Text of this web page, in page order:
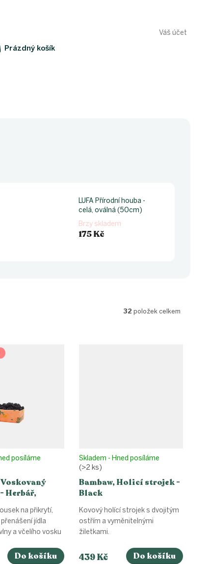
Váš účet
Prázdný košík
LUFA Přírodní houba -
celá, oválná (50cm)
Brzy skladem
175 Kč
32 položek celkem
Herbář,
posíláme
Do košíku
na přikrytí,
jídla
a včelího vosku
Bambaw, Holicí strojek -
Black
Skladem - Hned posíláme
(>2 ks)
439 Kč Do košíku
Kovový holící strojek s dvojitým
ostřím a vyměnitelnými
žiletkami.